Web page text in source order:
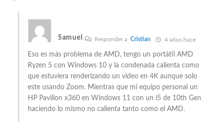
Samuel Responder aCristian 4 años hace
Eso es más problema de AMD, tengo un portátil AMD
Ryzen 5 con Windows 10 y la condenada calienta como
que estuviera renderizando un video en 4K aunque solo
este usando Zoom. Mientras que mi equipo personal un
HP Pavilion x360 en Windows 11 con un i5 de 10th Gen
haciendo lo mismo no calienta tanto como el AMD.